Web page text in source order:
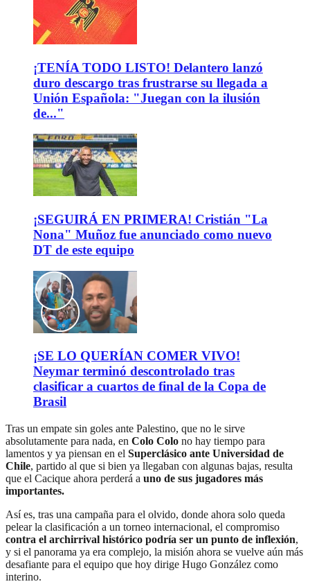
¡TENÍA TODO LISTO! Delantero lanzó
duro descargo tras frustrarse su llegada a
Unión Española: "Juegan con la ilusión
de..."
¡SEGUIRÁ EN PRIMERA! Cristián "La
Nona" Muñoz fue anunciado como nuevo
DT de este equipo
¡SE LO QUERÍAN COMER VIVO!
Neymar terminó descontrolado tras
clasificar a cuartos de final de la Copa de
Brasil
Tras un empate sin goles ante Palestino, que no le sirve
absolutamente para nada, en Colo Colo no hay tiempo para
lamentos y ya piensan en el Superclásico ante Universidad de
Chile, partido al que si bien ya llegaban con algunas bajas, resulta
que el Cacique ahora perderá a uno de sus jugadores más
importantes.
Así es, tras una campaña para el olvido, donde ahora solo queda
pelear la clasificación a un torneo internacional, el compromiso
contra el archirrival histórico podría ser un punto de inflexión,
y si el panorama ya era complejo, la misión ahora se vuelve aún más
desafiante para el equipo que hoy dirige Hugo González como
interino.